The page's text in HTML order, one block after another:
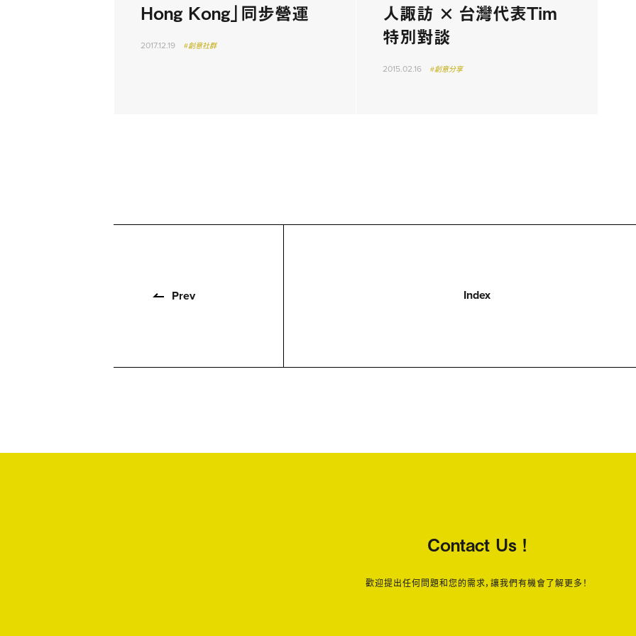
Hong Kong」同步營運
2017.12.19 #創意社群
人諏訪 × 台灣代表Tim
特別對談
2015.02.16 #創意分享
Prev Index
Contact Us !
歡迎提出任何問題和您的需求，讓我們有機會了解更多！